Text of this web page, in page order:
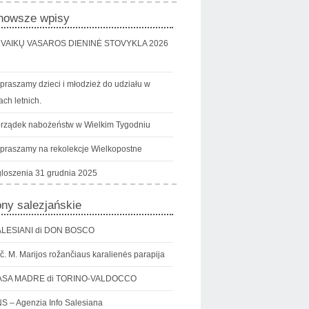
wpisy
VAIKŲ VASAROS DIENINĖ STOVYKLA 2026
dzieci i młodzież do udziału w
letnich.
nabożeństw w Wielkim Tygodniu
na rekolekcje Wielkopostne
31 grudnia 2025
salezjańskie
di DON BOSCO
M. Marijos rožančiaus karalienės parapija
MADRE di TORINO-VALDOCCO
– Agenzia Info Salesiana